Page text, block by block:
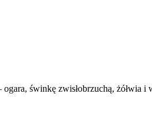
świnkę zwisłobrzuchą, żółwia i